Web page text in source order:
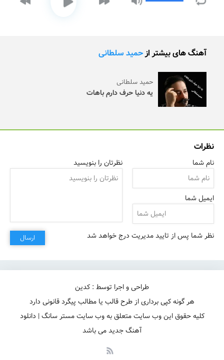
آهنگ های بیشتر ازحمید سلطانی
حمید سلطانی
یه دنیا حرف دارم باهات
نظرات
نام شما
ایمیل شما
نظرتان را بنویسید
نظر شما پس از تایید مدیریت درج خواهد شد ارسال
طراحی و اجرا توسط : کدین
هر گونه کپی برداری از طرح قالب یا مطالب پیگرد قانونی دارد
کلیه حقوق این وب سایت متعلق به وب سایت مستر سانگ | دانلود
آهنگ جدید می باشد